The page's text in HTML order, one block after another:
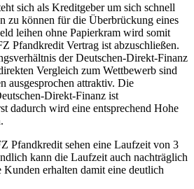
sich als Kreditgeber um sich schnell
zu können für die Überbrückung eines
leihen ohne Papierkram wird somit
Pfandkredit Vertrag ist abzuschließen.
der Deutschen-Direkt-Finanz
Vergleich zum Wettbewerb sind
ausgesprochen attraktiv. Die
Direkt-Finanz ist
dadurch wird eine entsprechend Hohe
Pfandkredit sehen eine Laufzeit von 3
kann die Laufzeit auch nachträglich
Kunden erhalten damit eine deutlich